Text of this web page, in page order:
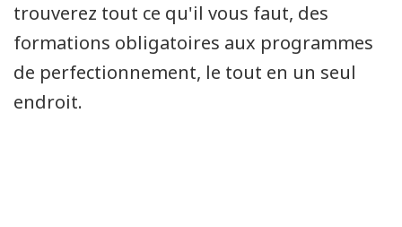
trouverez tout ce qu'il vous faut, des
formations obligatoires aux programmes
de perfectionnement, le tout en un seul
endroit.